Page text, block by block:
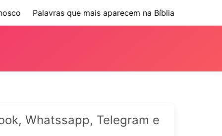
Palavras que mais aparecem na Bíblia
Whatssapp, Telegram e